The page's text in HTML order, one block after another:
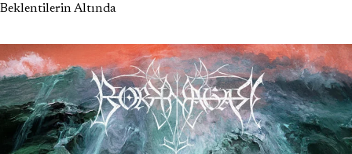
Beklentilerin Altında